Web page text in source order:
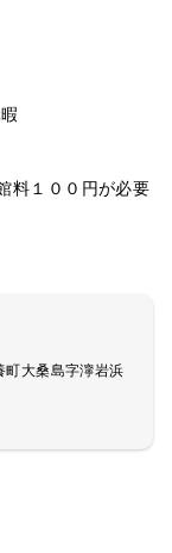
料１００円が必要
大桑島字濘岩浜